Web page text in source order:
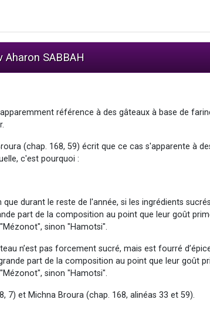
SABBAH
référence à des gâteaux à base de
(chap. 168, 59) écrit que ce cas s'apparente à
c'est pourquoi :
que durant le reste de l'année, si les ingrédients
part de la composition au point que leur goût
sinon "Hamotsi".
n’est pas forcement sucré, mais est fourré
part de la composition au point que leur goût
sinon "Hamotsi".
7) et Michna Broura (chap. 168, alinéas 33 et 59).